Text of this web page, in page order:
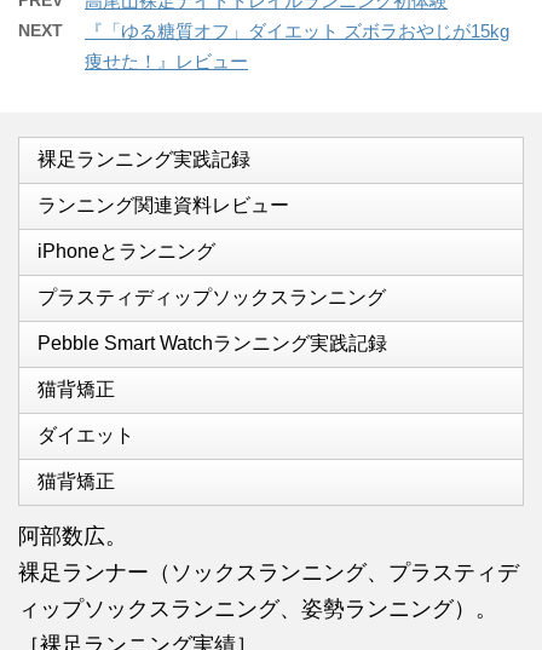
NEXT
『「ゆる糖質オフ」ダイエット ズボラおやじが15kg
痩せた！』レビュー
裸足ランニング実践記録
ランニング関連資料レビュー
iPhoneとランニング
プラスティディップソックスランニング
Pebble Smart Watchランニング実践記録
猫背矯正
ダイエット
猫背矯正
阿部数広。
裸足ランナー（ソックスランニング、プラスティデ
ィップソックスランニング、姿勢ランニング）。
［裸足ランニング実績］